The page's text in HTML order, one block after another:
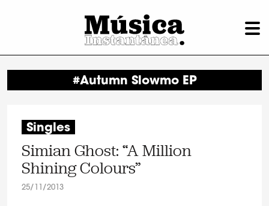
#Autumn Slowmo EP
Singles
Simian Ghost: “A Million
Shining Colours”
25/11/2013